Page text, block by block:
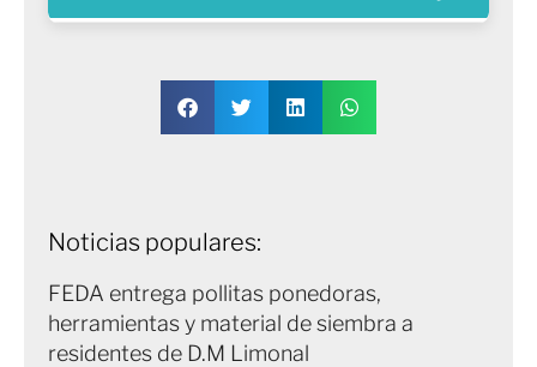
Noticias populares:
FEDA entrega pollitas ponedoras,
herramientas y material de siembra a
residentes de D.M Limonal